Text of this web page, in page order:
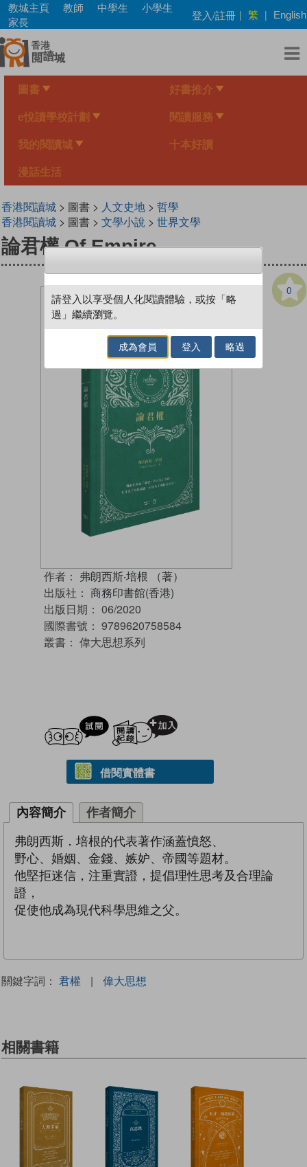
Skip
main
content
教城主頁 教師 中學生
小學生
家長
登入/註冊 | 繁 | English
圖書 好書推介
e悅讀學校計劃 閱讀服務
我的閱讀城 十本好讀
漫話生活
香港閱讀城> 圖書 > 人文史地> 哲學
香港閱讀城> 圖書 > 文學小說 > 世界文學
論君權 Of Empire
0
作者： 弗朗西斯‧培根 （著）
出版社： 商務印書館(香港)
出版日期： 06/2020
國際書號： 9789620758584
叢書： 偉大思想系列
試閲
借閱實體書
內容簡介 作者簡介
弗朗西斯．培根的代表著作涵蓋憤怒、
野心、婚姻、金錢、嫉妒、帝國等題材。
他堅拒迷信，注重實證，提倡理性思考及合理論
證，
促使他成為現代科學思維之父。
關鍵字詞： 君權 | 偉大思想
相關書籍
請登入以享受個人化閱讀體驗，或按「略
過」繼續瀏覽。
成為會員 登入 略過